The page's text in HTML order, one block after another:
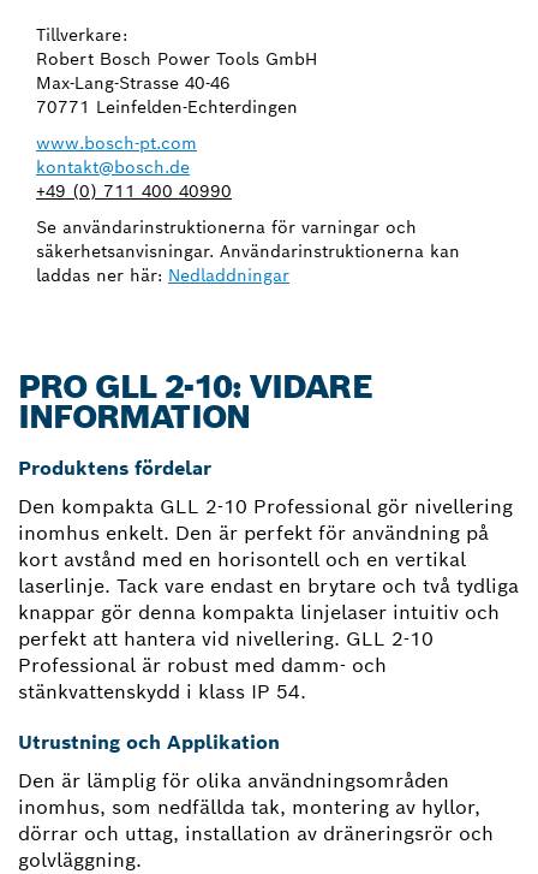
Tillverkare:
Robert Bosch Power Tools GmbH
Max-Lang-Strasse 40-46
70771 Leinfelden-Echterdingen
www.bosch-pt.com
kontakt@bosch.de
+49 (0) 711 400 40990
Se användarinstruktionerna för varningar och
säkerhetsanvisningar. Användarinstruktionerna kan
laddas ner här: Nedladdningar
PRO GLL 2-10: VIDARE
INFORMATION
Produktens fördelar
Den kompakta GLL 2-10 Professional gör nivellering
inomhus enkelt. Den är perfekt för användning på
kort avstånd med en horisontell och en vertikal
laserlinje. Tack vare endast en brytare och två tydliga
knappar gör denna kompakta linjelaser intuitiv och
perfekt att hantera vid nivellering. GLL 2-10
Professional är robust med damm- och
stänkvattenskydd i klass IP 54.
Utrustning och Applikation
Den är lämplig för olika användningsområden
inomhus, som nedfällda tak, montering av hyllor,
dörrar och uttag, installation av dräneringsrör och
golvläggning.